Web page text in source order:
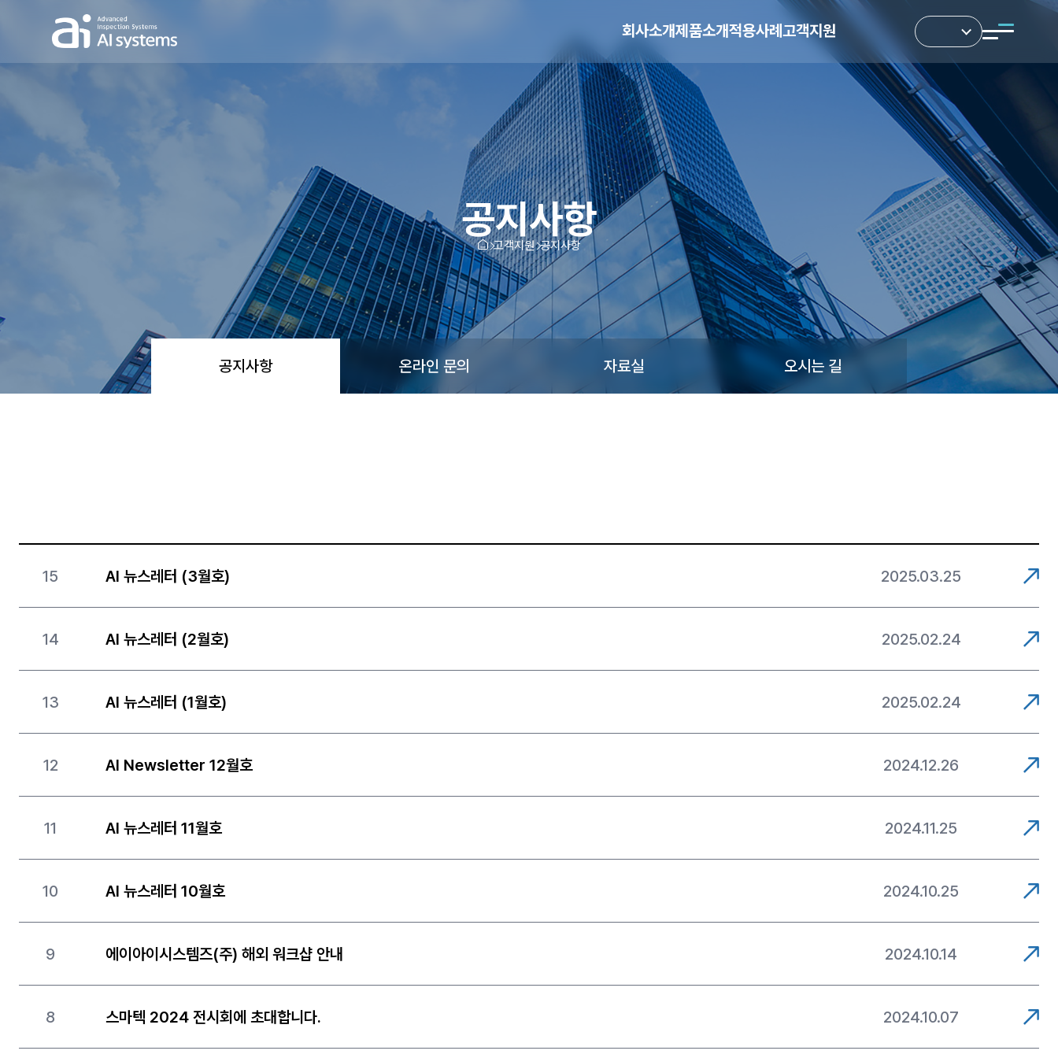
회사소개제품소개적용사례 고객지원
공지사항
고객지원 공지사항
공지사항 온라인 문의 자료실 오시는 길
15 AI 뉴스레터 (3월호) 2025.03.25
14 AI 뉴스레터 (2월호) 2025.02.24
13 AI 뉴스레터 (1월호) 2025.02.24
12 AI Newsletter 12월호 2024.12.26
11 AI 뉴스레터 11월호 2024.11.25
10 AI 뉴스레터 10월호 2024.10.25
9 에이아이시스템즈(주) 해외 워크샵 안내 2024.10.14
8 스마텍 2024 전시회에 초대합니다. 2024.10.07